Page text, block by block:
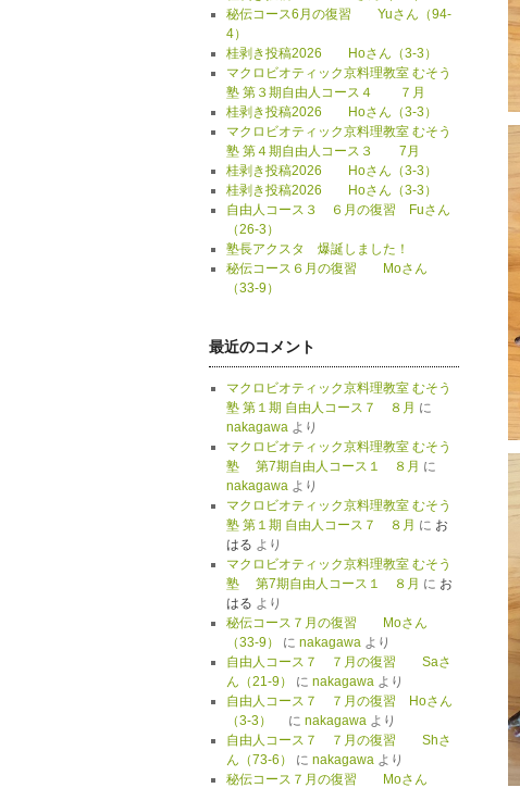
秘伝コース6月の復習 Yuさん（94-
4）
桂剥き投稿2026 Hoさん（3-3）
マクロビオティック京料理教室 むそう
塾 第３期自由人コース４ ７月
桂剥き投稿2026 Hoさん（3-3）
マクロビオティック京料理教室 むそう
塾 第４期自由人コース３ 7月
桂剥き投稿2026 Hoさん（3-3）
桂剥き投稿2026 Hoさん（3-3）
自由人コース３ ６月の復習 Fuさん
（26-3）
塾長アクスタ 爆誕しました！
秘伝コース６月の復習 Moさん
（33-9）
最近のコメント
マクロビオティック京料理教室 むそう
塾 第１期 自由人コース７ ８月 に
nakagawaより
マクロビオティック京料理教室 むそう
塾 第7期自由人コース１ ８月 に
nakagawaより
マクロビオティック京料理教室 むそう
塾 第１期 自由人コース７ ８月 に お
はる より
マクロビオティック京料理教室 むそう
塾 第7期自由人コース１ ８月 に お
はる より
秘伝コース７月の復習 Moさん
（33-9）
に nakagawaより
自由人コース７ ７月の復習 Saさ
ん（21-9）
に nakagawaより
自由人コース７ ７月の復習 Hoさん
（3-3）
に nakagawaより
自由人コース７ ７月の復習 Shさ
ん（73-6）
に nakagawaより
秘伝コース７月の復習 Moさん